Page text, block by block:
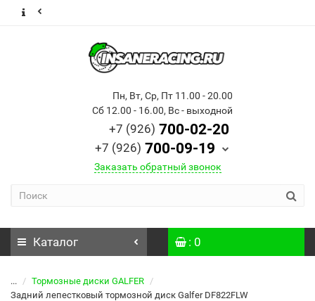
Пн, Вт, Ср, Пт 11.00 - 20.00
Сб 12.00 - 16.00, Вс - выходной
+7 (926) 700-02-20
+7 (926) 700-09-19
Заказать обратный звонок
Каталог : 0
...
Тормозные диски GALFER
Задний лепестковый тормозной диск Galfer DF822FLW